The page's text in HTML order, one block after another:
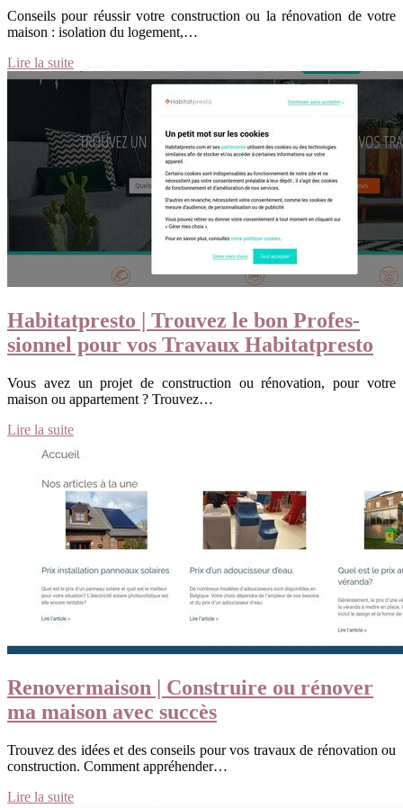
Conseils pour réussir votre construction ou la rénovation de votre
maison : isolation du logement,…
Lire la suite
Habitatpresto | Trouvez le bon Profes­
sion­nel pour vos Travaux Habitatpresto
Vous avez un projet de construction ou rénovation, pour votre
maison ou appartement ? Trouvez…
Lire la suite
Renover­mai­son | Construire ou rénover
ma maison avec succès
Trouvez des idées et des conseils pour vos travaux de rénovation ou
construction. Comment appréhender…
Lire la suite